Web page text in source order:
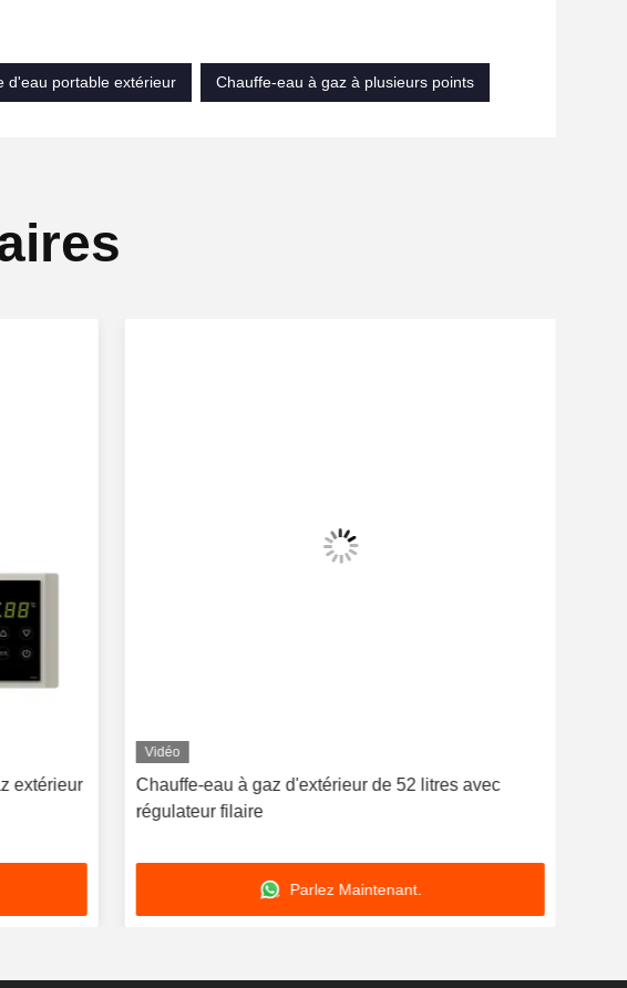
d'eau portable extérieur Chauffe-eau à gaz à plusieurs points
extérieur
Vidéo
Chauffe-eau à gaz d'extérieur de 52 litres avec
régulateur filaire
Parlez Maintenant.